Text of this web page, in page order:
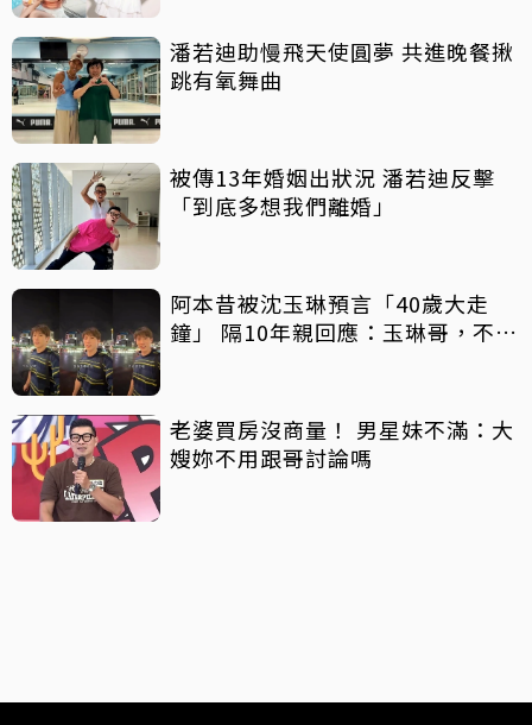
潘若迪助慢飛天使圓夢 共進晚餐揪
跳有氧舞曲
被傳13年婚姻出狀況 潘若迪反擊
「到底多想我們離婚」
阿本昔被沈玉琳預言「40歲大走
鐘」 隔10年親回應：玉琳哥，不好
老婆買房沒商量！ 男星妹不滿：大
嫂妳不用跟哥討論嗎